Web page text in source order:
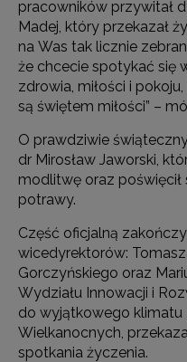
pracowników przywitał
Madej, który przekazał
na Was tak licznie
że chcecie spotykać się
zdrowia, miłości i
są świętem miłości” –
O prawdziwie
dr Mirosław Jaworski,
modlitwę oraz
potrawy.
Część oficjalną
wicedyrektorów:
Gorczyńskiego oraz
Wydziału Innowacji i
do wyjątkowego klimatu
Wielkanocnych,
spotkania życzenia.